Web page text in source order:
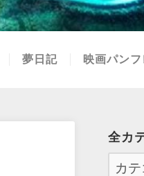
夢日記 映画パンフ
全カ